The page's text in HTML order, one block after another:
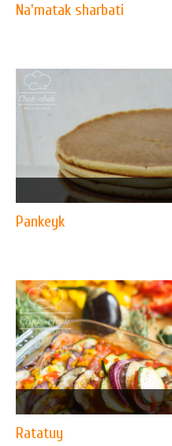
Na'matak sharbati
Pankeyk
Ratatuy